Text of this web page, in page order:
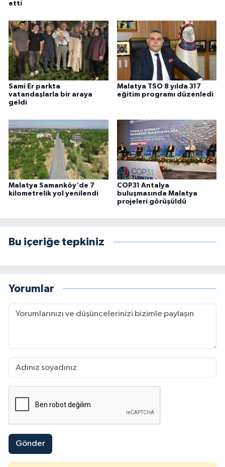
etti
Sami Er parkta
vatandaşlarla bir araya
geldi
Malatya TSO 8 yılda 317
eğitim programı düzenledi
Malatya Samanköy'de 7
kilometrelik yol yenilendi
COP31 Antalya
buluşmasında Malatya
projeleri görüşüldü
Bu içeriğe tepkiniz
Yorumlar
Gönder